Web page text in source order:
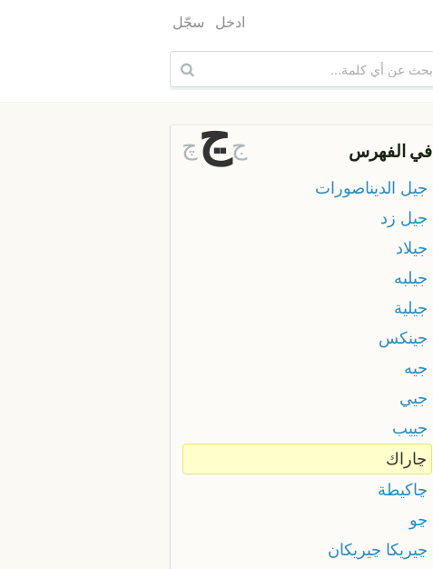
ادخل سجّل
في الفهرس جڃ چ
جيل الديناصورات
جيل زد
جيلاد
جيلبه
جيلية
جينكس
جيه
جيي
جييب
ڃاراك
ڃاكيطة
ڃو
ڃيريكا ڃيريكان